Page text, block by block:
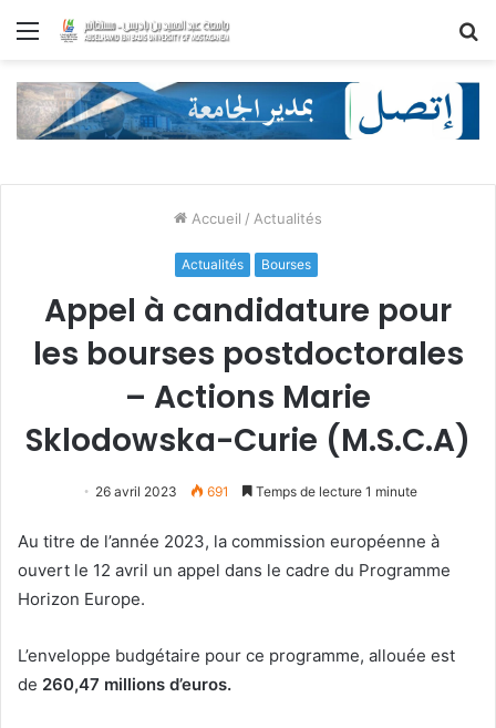
Menu
Accueil / Actualités
Actualités Bourses
Appel à candidature pour
les bourses postdoctorales
– Actions Marie
Sklodowska-Curie (M.S.C.A)
26 avril 2023 691 Temps de lecture 1 minute
Au titre de l’année 2023, la commission européenne à
ouvert le 12 avril un appel dans le cadre du Programme
Horizon Europe.
L’enveloppe budgétaire pour ce programme, allouée est
de 260,47 millions d’euros.